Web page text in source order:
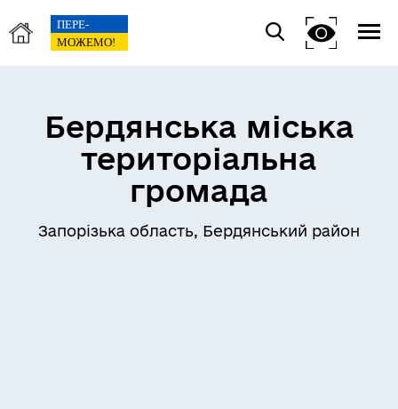
Бердянська міська
територіальна
громада
Запорізька область, Бердянський район